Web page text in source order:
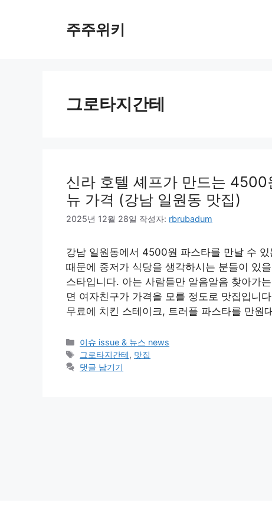
주주위키
그로타지간테
신라 호텔 셰프가 만드는
뉴 가격 (강남 일원동 맛집)
2025년 12월 28일 작성자: rbrubadum
강남 일원동에서 4500원 파스타를 만날 수
때문에 중저가 식당을 생각하시는 분들이 있
스타입니다. 아는 사람들만 알음알음 찾아가
면 여자친구가 가격을 모를 정도로 맛집입니
무료에 치킨 스테이크, 트러플 파스타를 만원
카
테
고
이슈 issue & 뉴스 news
태
그
그로타지간테, 맛집
댓글 남기기